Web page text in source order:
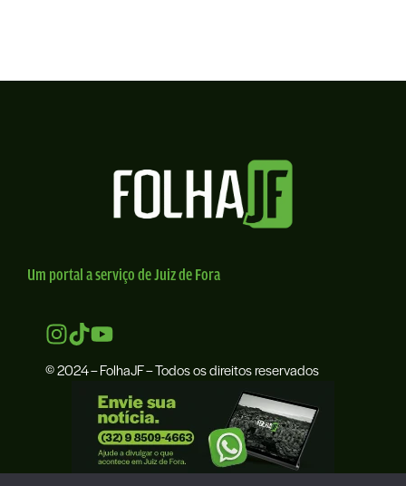
Um portal a serviço de Juiz de Fora
© 2024 – FolhaJF – Todos os direitos reservados